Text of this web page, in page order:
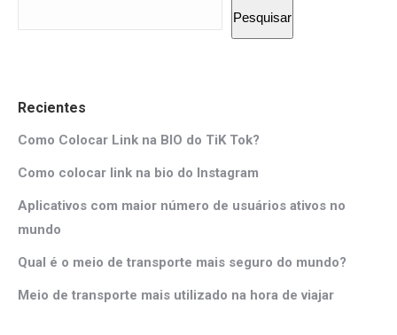
Pesquisar
Recientes
Como Colocar Link na BIO do TiK Tok?
Como colocar link na bio do Instagram
Aplicativos com maior número de usuários ativos no
mundo
Qual é o meio de transporte mais seguro do mundo?
Meio de transporte mais utilizado na hora de viajar